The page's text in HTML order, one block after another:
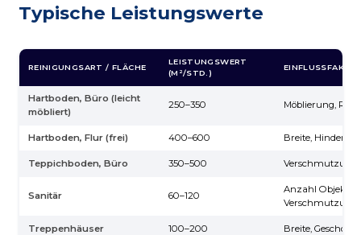
Typische Leistungswerte
REINIGUNGSART / FLÄCHE
LEISTUNGSWERT
(M²/STD.)
Hartboden, Büro (leicht
möbliert)
250–350 Möblierung,
Hartboden, Flur (frei) 400–600 Breite,
Teppichboden, Büro 350–500
Sanitär 60–120
Anzahl Objekte,
Verschmutzung
Treppenhäuser 100–200 Breite, Geschosse